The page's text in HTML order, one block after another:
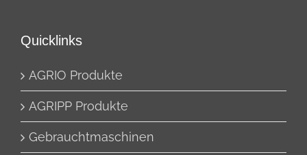
Quicklinks
AGRIO Produkte
AGRIPP Produkte
Gebrauchtmaschinen